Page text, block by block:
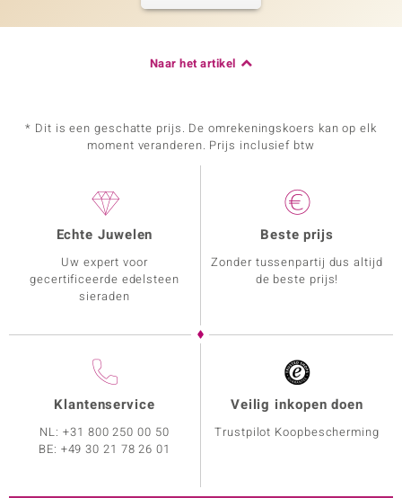
Naar het artikel
* Dit is een geschatte prijs. De omrekeningskoers kan op elk
moment veranderen. Prijs inclusief btw
Echte Juwelen
Uw expert voor
gecertificeerde edelsteen
sieraden
Beste prijs
Zonder tussenpartij dus altijd
de beste prijs!
Klantenservice
NL:+31 800 250 00 50
BE: +49 30 21 78 26 01
Veilig inkopen doen
Trustpilot Koopbescherming